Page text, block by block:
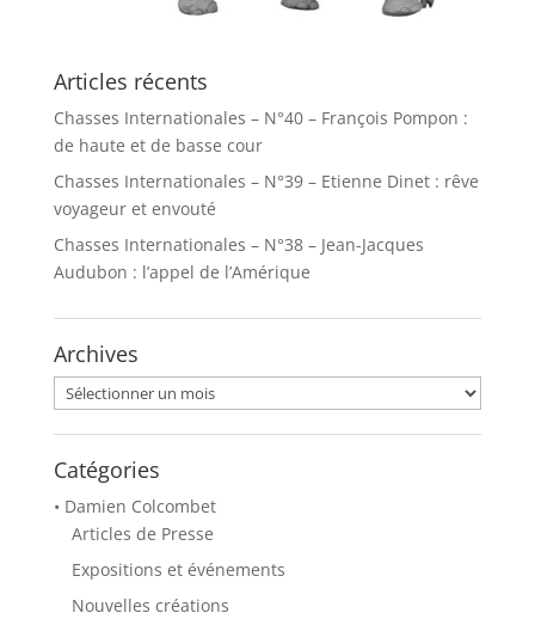
Articles récents
Chasses Internationales – N°40 – François Pompon :
de haute et de basse cour
Chasses Internationales – N°39 – Etienne Dinet : rêve
voyageur et envouté
Chasses Internationales – N°38 – Jean-Jacques
Audubon : l’appel de l’Amérique
Archives
Archives
Catégories
• Damien Colcombet
Articles de Presse
Expositions et événements
Nouvelles créations